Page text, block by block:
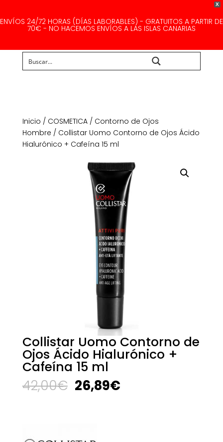
X
ENVÍOS 24/72 HORAS (DÍAS LABORABLES) - GRATUITOS A PARTIR DE
70€ - NO HACEMOS ENVÍOS A LAS ISLAS CANARIAS
Inicio / COSMETICA/ Contorno de Ojos
Hombre / Collistar Uomo Contorno de Ojos Ácido
Hialurónico + Cafeína 15 ml
Collistar Uomo Contorno de
Ojos Ácido Hialurónico +
Cafeína 15 ml
42,00€ El
precio
26,89€El